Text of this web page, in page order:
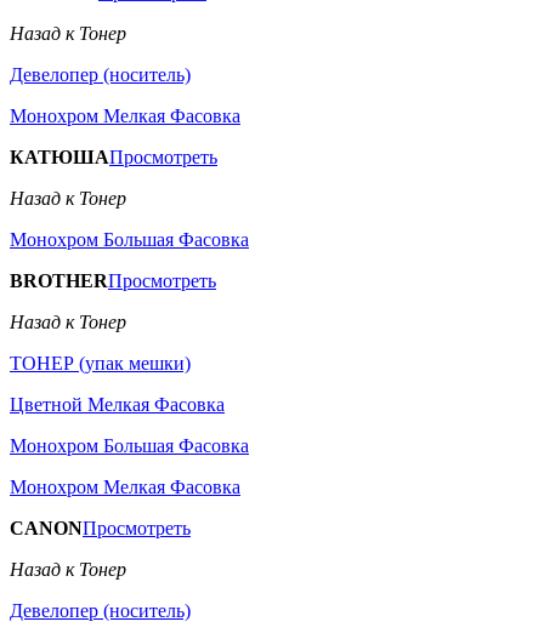
Назад к Тонер
Девелопер (носитель)
Монохром Мелкая Фасовка
КАТЮШАПросмотреть
Назад к Тонер
Монохром Большая Фасовка
BROTHERПросмотреть
Назад к Тонер
ТОНЕР (упак мешки)
Цветной Мелкая Фасовка
Монохром Большая Фасовка
Монохром Мелкая Фасовка
CANONПросмотреть
Назад к Тонер
Девелопер (носитель)